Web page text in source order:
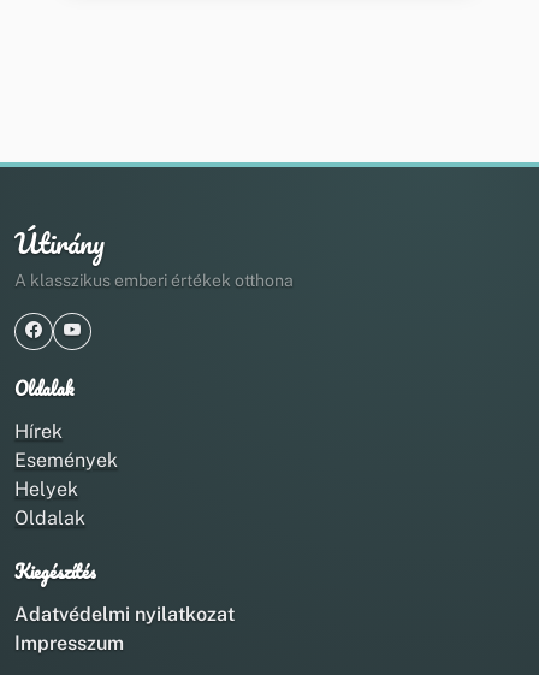
Útirány
A klasszikus emberi értékek otthona
Oldalak
Hírek
Események
Helyek
Oldalak
Kiegészítés
Adatvédelmi nyilatkozat
Impresszum